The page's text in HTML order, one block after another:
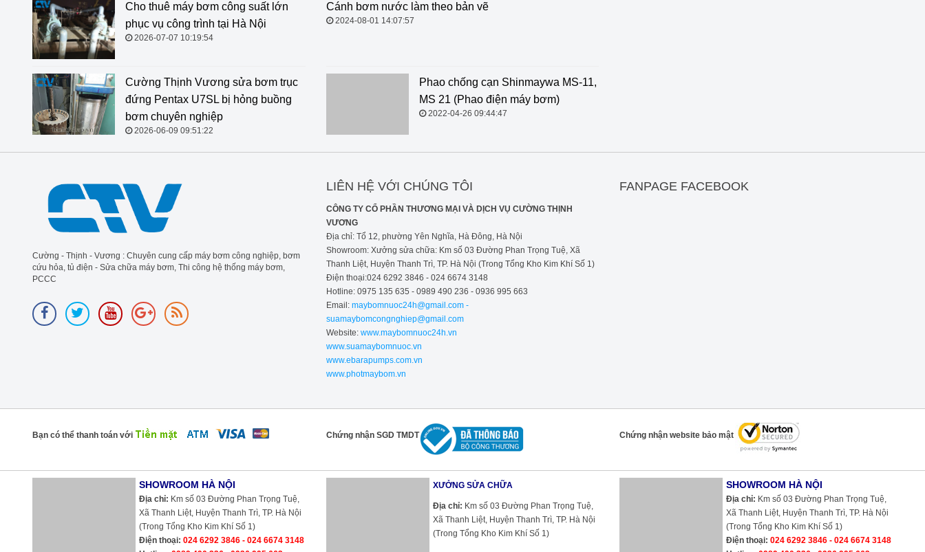
Cho thuê máy bơm công suất lớn
phục vụ công trình tại Hà Nội
2026-07-07 10:19:54
Cường Thịnh Vương sửa bơm trục
đứng Pentax U7SL bị hỏng buồng
bơm chuyên nghiệp
2026-06-09 09:51:22
Cánh bơm nước làm theo bản vẽ
Phao chống cạn Shinmaywa MS-11, MS 21 (Phao điện
Cường - Thịnh - Vương : Chuyên cung cấp máy bơm công nghiệp, bơm
cứu hỏa, tủ điện - Sửa chữa máy bơm, Thi công hệ thống máy bơm,
PCCC
LIÊN HỆ VỚI CHÚNG TÔI
CÔNG TY CỔ PHẦN THƯƠNG MẠI VÀ DỊCH VỤ CƯỜNG THỊNH
VƯƠNG
Địa chỉ: Tổ 12, phường Yên Nghĩa, Hà Đông, Hà Nội
Showroom: Xưởng sửa chữa: Km số 03 Đường Phan Trọng Tuệ, Xã
Thanh Liệt, Huyện Thanh Trì, TP. Hà Nội (Trong Tổng Kho Kim Khí Số 1)
Điện thoại:024 6292 3846 - 024 6674 3148
Hotline: 0975 135 635 - 0989 490 236 - 0936 995 663
Email: maybomnuoc24h@gmail.com -
suamaybomcongnghiep@gmail.com
Website:www.maybomnuoc24h.vn
www.suamaybomnuoc.vn
www.ebarapumps.com.vn
www.photmaybom.vn
FANPAGE FACEBOOK
Bạn có thể thanh toán với Chứng nhận SGD TMDT Chứng nhận website bảo mật
SHOWROOM HÀ NỘI
Địa chỉ: Km số 03 Đường Phan Trọng Tuệ,
Xã Thanh Liệt, Huyện Thanh Trì, TP. Hà Nội
(Trong Tổng Kho Kim Khí Số 1)
Điện thoại: 024 6292 3846 - 024 6674 3148
XƯỞNG SỬA CHỮA
Địa chỉ: Km số 03 Đường Phan Trọng Tuệ,
Xã Thanh Liệt, Huyện Thanh Trì, TP. Hà Nội
(Trong Tổng Kho Kim Khí Số 1)
SHOWROOM HÀ NỘI
Địa chỉ: Km số 03 Đường Phan Trọng Tuệ,
Xã Thanh Liệt, Huyện Thanh Trì, TP. Hà Nội
(Trong Tổng Kho Kim Khí Số 1)
Điện thoại: 024 6292 3846 - 024 6674 3148